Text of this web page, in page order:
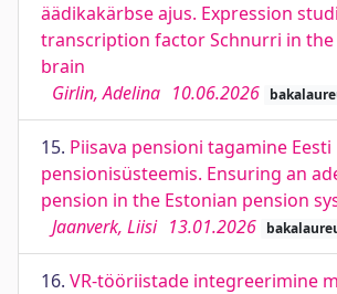
äädikakärbse ajus. Expression
transcription factor Schnurri in
brain
Girlin, Adelina 10.06.2026
15. Piisava pensioni tagamine Eesti
pensionisüsteemis. Ensuring an
pension in the Estonian pension
Jaanverk, Liisi 13.01.2026
16. VR-tööriistade integreerimine